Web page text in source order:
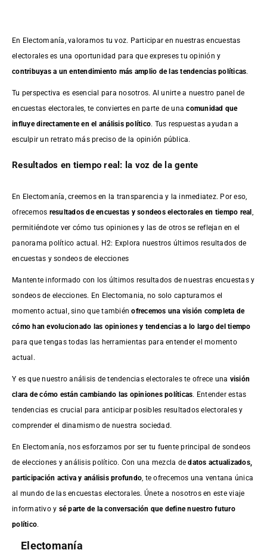
En Electomanía, valoramos tu voz. Participar en nuestras encuestas
electorales es una oportunidad para que expreses tu opinión y
contribuyas a un entendimiento más amplio de las tendencias políticas.
Tu perspectiva es esencial para nosotros. Al unirte a nuestro panel de
encuestas electorales, te conviertes en parte de unacomunidad que
influye directamente en el análisis político. Tus respuestas ayudan a
esculpir un retrato más preciso de la opinión pública.
Resultados en tiempo real: la voz de la gente
En Electomanía, creemos en la transparencia y la inmediatez. Por eso,
ofrecemos resultados deencuestas y sondeos electorales en tiempo real
permitiéndote ver cómo tus opiniones y las de otros se reflejan en el
panorama político actual. H2: Explora nuestros últimos resultados de
encuestas y sondeos de elecciones
Mantente informado con los últimos resultados de nuestras encuestasy
sondeos de elecciones. En Electomania, no solo capturamos el
momento actual, sino que tambiénofrecemos una visión completa de
cómo han evolucionado las opiniones y tendencias a lo largo del tiempo
para que tengas todas las herramientas para entender el momento
actual.
Y es que nuestro análisis de tendencias electorales te ofrece una visión
clara de cómo están cambiando las opiniones políticas. Entender estas
tendencias es crucial para anticipar posibles resultados electorales y
comprender el dinamismo de nuestra sociedad.
En Electomanía, nos esforzamos por ser tu fuente principal de sondeos
de elecciones y análisis político. Con una mezcla dedatos actualizados,
participación activa y análisis profundo , te ofrecemos una ventana única
al mundo de las encuestas electorales. Únete a nosotros en este viaje
informativo y sé parte de la conversación que define nuestro futuro
político.
Electomanía